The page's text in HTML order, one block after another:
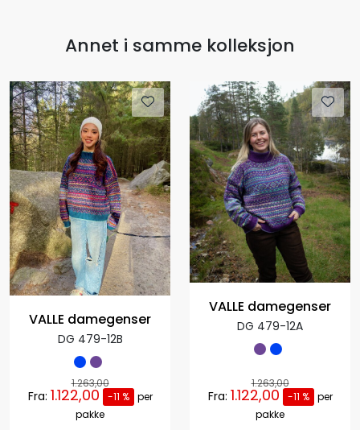
Annet i samme kolleksjon
VALLE damegenser
DG 479-12B
1.263,00
Fra: 1.122,00 -11 %
per
pakke
VALLE damegenser
DG 479-12A
1.263,00
Fra: 1.122,00 -11 %
per
pakke